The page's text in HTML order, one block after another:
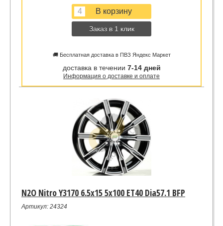
Заказ в 1 клик
🚚 Бесплатная доставка в ПВЗ Яндекс Маркет
доставка в течении 7-14 дней
Информация о доставке и оплате
N2O Nitro Y3170 6.5x15 5x100 ET40 Dia57.1 BFP
Артикул: 24324